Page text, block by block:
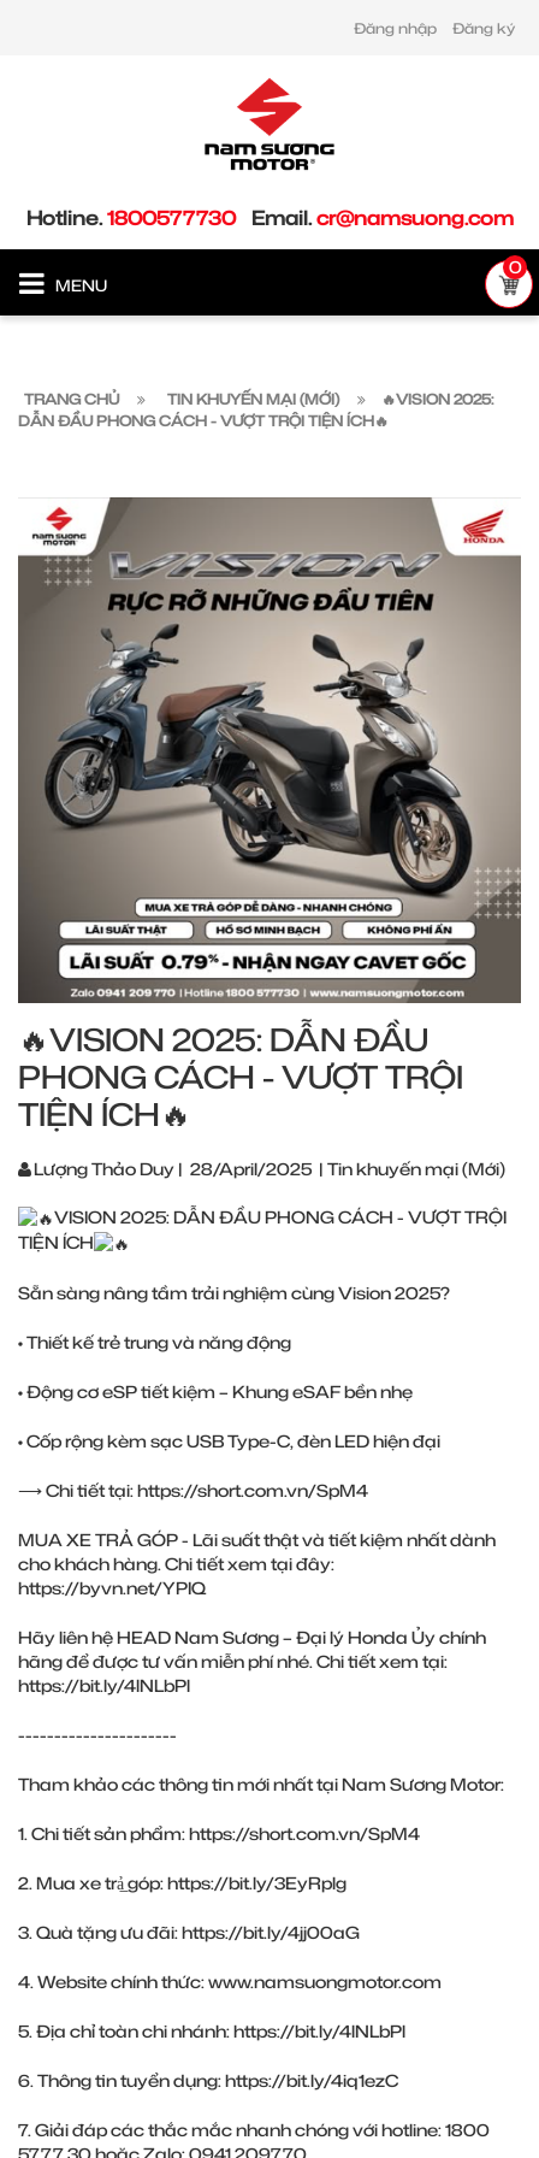
Đăng nhập Đăng ký
Hotline.1800577730 Email.cr@namsuong.com
MENU
0
TRANG CHỦ TIN KHUYẾN MẠI (MỚI)
🔥VISION 2025:
DẪN ĐẦU PHONG CÁCH - VƯỢT TRỘI TIỆN ÍCH🔥
🔥VISION 2025: DẪN ĐẦU
PHONG CÁCH - VƯỢT TRỘI
TIỆN ÍCH🔥
Lượng Thảo Duy | 28/April/2025 | Tin khuyến mại (Mới)
VISION 2025: DẪN ĐẦU PHONG CÁCH - VƯỢT TRỘI
TIỆN ÍCH
Sẵn sàng nâng tầm trải nghiệm cùng Vision 2025?
• Thiết kế trẻ trung và năng động
• Động cơ eSP tiết kiệm – Khung eSAF bền nhẹ
• Cốp rộng kèm sạc USB Type-C, đèn LED hiện đại
⟶ Chi tiết tại:https://short.com.vn/SpM4
MUA XE TRẢ GÓP - Lãi suất thật và tiết kiệm nhất dành
cho khách hàng. Chi tiết xem tại đây:
https://byvn.net/YPIQ
Hãy liên hệ HEAD Nam Sương – Đại lý Honda Ủy chính
hãng để được tư vấn miễn phí nhé. Chi tiết xem tại:
https://bit.ly/4lNLbPl
----------------------
Tham khảo các thông tin mới nhất tại Nam Sương Motor:
1. Chi tiết sản phẩm:https://short.com.vn/SpM4
2. Mua xe trả̲ góp:https://bit.ly/3EyRplg
3. Quà tặng ưu đãi:https://bit.ly/4jj00aG
4. Website chính thức:www.namsuongmotor.com
5. Địa chỉ toàn chi nhánh:https://bit.ly/4lNLbPl
6. Thông tin tuyển dụng:https://bit.ly/4iq1ezC
7. Giải đáp các thắc mắc nhanh chóng với hotline: 1800